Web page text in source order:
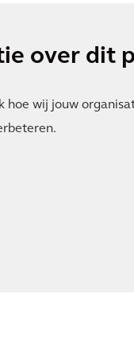
over dit
hoe wij jouw